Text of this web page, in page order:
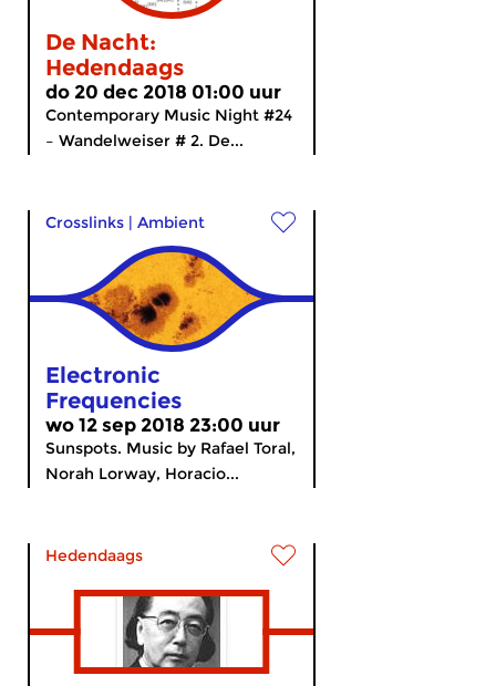
De Nacht:
Hedendaags
do 20 dec 2018 01:00 uur
Contemporary Music Night #24
– Wandelweiser # 2. De...
Crosslinks | Ambient
Electronic
Frequencies
wo 12 sep 2018 23:00 uur
Sunspots. Music by Rafael Toral,
Norah Lorway, Horacio...
Hedendaags